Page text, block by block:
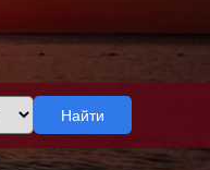
Найти